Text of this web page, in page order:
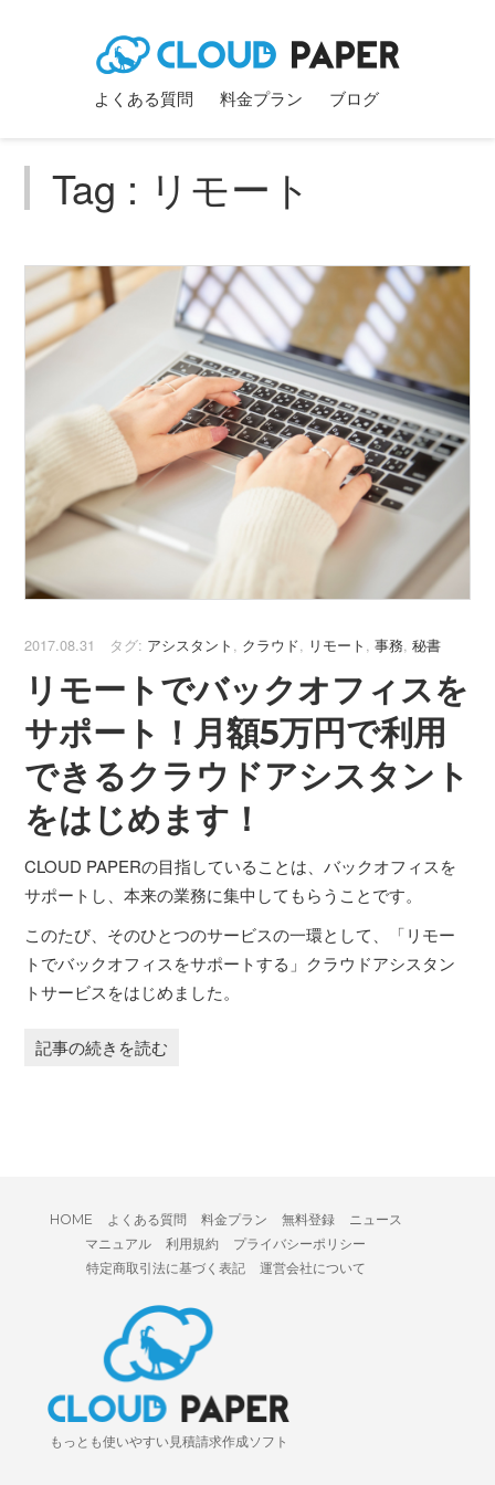
よくある質問 料金プラン ブログ
Tag : リモート
2017.08.31 タグ: アシスタント , クラウド, リモート ,事務,秘書
リモートでバックオフィスを
サポート！月額5万円で利用
できるクラウドアシスタント
をはじめます！
CLOUD PAPERの目指していることは、バックオフィスを
サポートし、本来の業務に集中してもらうことです。
このたび、そのひとつのサービスの一環として、「リモー
トでバックオフィスをサポートする」クラウドアシスタン
トサービスをはじめました。
記事の続きを読む
HOME よくある質問 料金プラン 無料登録
ニュース
マニュアル
利用規約
プライバシーポリシー
特定商取引法に基づく表記
運営会社について
もっとも使いやすい見積請求作成ソフト